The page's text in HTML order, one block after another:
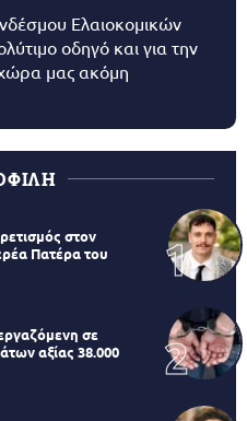
Ελαιοκομικών
οδηγό και για την
μας ακόμη
στον
Πατέρα του
σε
αξίας 38.000